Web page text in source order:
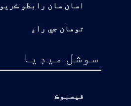
اسان سان رابطو ڪريو
توهان جي راءِ
سوشل ميڊيا
فيسبوڪ